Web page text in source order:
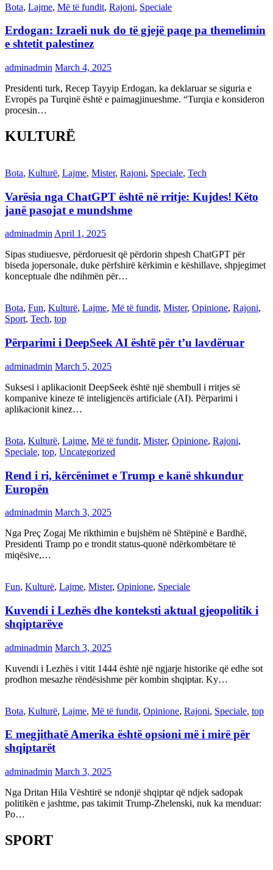
Bota, Lajme, Më të fundit, Rajoni, Speciale
Erdogan: Izraeli nuk do të gjejë paqe pa themelimin
e shtetit palestinez
adminadmin March 4, 2025
Presidenti turk, Recep Tayyip Erdogan, ka deklaruar se siguria e
Evropës pa Turqinë është e paimagjinueshme. “Turqia e konsideron
procesin…
KULTURË
Bota, Kulturë, Lajme, Mister, Rajoni, Speciale, Tech
Varësia nga ChatGPT është në rritje: Kujdes! Këto
janë pasojat e mundshme
adminadmin April 1, 2025
Sipas studiuesve, përdoruesit që përdorin shpesh ChatGPT për
biseda jopersonale, duke përfshirë kërkimin e këshillave, shpjegimet
konceptuale dhe ndihmën për…
Bota, Fun, Kulturë, Lajme, Më të fundit, Mister, Opinione, Rajoni,
Sport, Tech, top
Përparimi i DeepSeek AI është për t’u lavdëruar
adminadmin March 5, 2025
Suksesi i aplikacionit DeepSeek është një shembull i rritjes së
kompanive kineze të inteligjencës artificiale (AI). Përparimi i
aplikacionit kinez…
Bota, Kulturë, Lajme, Më të fundit, Mister, Opinione, Rajoni,
Speciale, top, Uncategorized
Rend i ri, kërcënimet e Trump e kanë shkundur
Europën
adminadmin March 3, 2025
Nga Preç Zogaj Me rikthimin e bujshëm në Shtëpinë e Bardhë,
Presidenti Tramp po e trondit status-quonë ndërkombëtare të
miqësive,…
Fun, Kulturë, Lajme, Mister, Opinione, Speciale
Kuvendi i Lezhës dhe konteksti aktual gjeopolitik i
shqiptarëve
adminadmin March 3, 2025
Kuvendi i Lezhës i vitit 1444 është një ngjarje historike që edhe sot
prodhon mesazhe rëndësishme për kombin shqiptar. Ky…
Bota, Kulturë, Lajme, Më të fundit, Opinione, Rajoni, Speciale, top
E megjithatë Amerika është opsioni më i mirë për
shqiptarët
adminadmin March 3, 2025
Nga Dritan Hila Vështirë se ndonjë shqiptar që ndjek sadopak
politikën e jashtme, pas takimit Trump-Zhelenski, nuk ka menduar:
Po…
SPORT